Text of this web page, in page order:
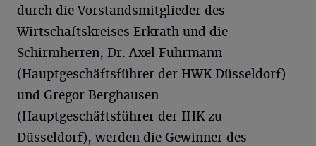
durch die Vorstandsmitglieder des
Wirtschaftskreises Erkrath und die
Schirmherren, Dr. Axel Fuhrmann
(Hauptgeschäftsführer der HWK Düsseldorf)
und Gregor Berghausen
(Hauptgeschäftsführer der IHK zu
Düsseldorf), werden die Gewinner des